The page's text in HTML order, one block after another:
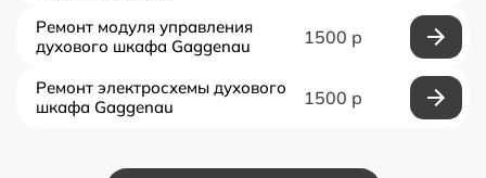
Ремонт модуля управления
духового шкафа Gaggenau
1500 р
Ремонт электросхемы духового
шкафа Gaggenau
1500 р